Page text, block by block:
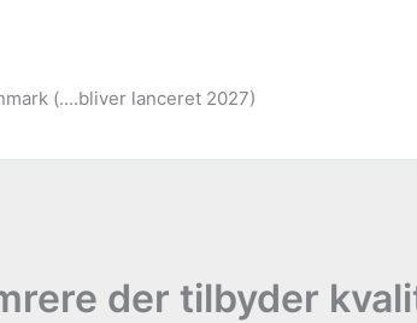
(....bliver lanceret 2027)
der tilbyder